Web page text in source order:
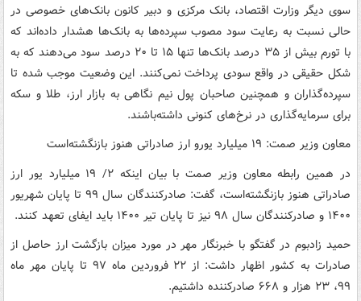
سوی دیگر وزارت اقتصاد، بانک مرکزی و دبیر کانون بانک‌های خصوصی در
حالی نسبت به رعایت سود مصوب سپرده‌ها به بانک‌ها هشدار داده‌اند که
با تورم بیش از ۳۵ درصد بانک‌ها تنها ۱۵ تا ۲۰ درصد سود می‌دهند که به
شکل حقیقی در واقع سودی پرداخت نمی‌کنند. این وضعیت موجب شده تا
سپرده‌گذاران و همچنین صاحبان پول نیم نگاهی به بازار ارز، طلا و سکه
برای سرمایه‌گذاری در نرخ‌های کنونی داشته‌باشند.
معاون وزیر صمت: ۱۹ میلیارد یورو ارز صادراتی هنوز بازنگشته‌است
در همین رابطه معاون وزیر صمت با بیان اینکه ۲/ ۱۹ میلیارد یور ارز
صادراتی هنوز بازنگشته‌است، گفت: صادرکنندگان سال ۹۹ تا پایان شهریور
۱۴۰۰ و صادرکنندگان سال ۹۸ نیز تا پایان تیر ۱۴۰۰ باید ایفای تعهد کنند.
حمید زادبوم در گفتگو با خبرنگار مهر در مورد میزان بازگشت ارز حاصل از
صادرات به کشور اظهار داشت: از ۲۲ فروردین ماه ۹۷ تا پایان مهر ماه
۹۹، ۲۳ هزار و ۶۶۸ صادرکننده داشتیم.